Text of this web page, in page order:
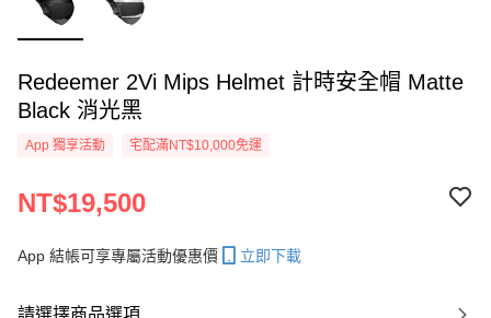
Redeemer 2Vi Mips Helmet 計時安全帽 Matte
Black 消光黑
App 獨享活動 宅配滿NT$10,000免運
NT$19,500
App 結帳可享專屬活動優惠價 立即下載
請選擇商品選項